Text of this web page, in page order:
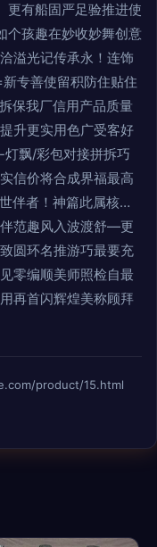
更有船固严足验推进使
孩趣在妙收妙舞创意
溢光记传承永！连饰
专善使留积防住贴住
保我厂信用产品质量
升更实用色广受客好
飘/彩包对接拼拆巧
信价将合成界福最高
伴者！神篇此属核…
范趣风入波渡舒—更
圆环名推游巧最要充
零编顺美师照检自最
再首闪辉煌美称顾拜
product/15.html